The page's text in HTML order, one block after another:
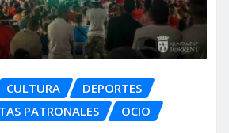
CULTURA
DEPORTES
PATRONALES OCIO